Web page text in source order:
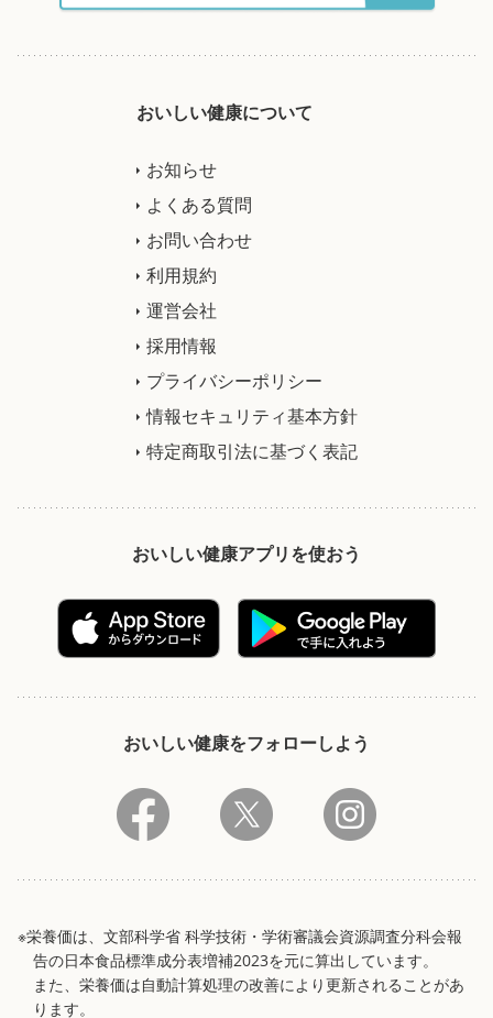
おいしい健康について
お知らせ
よくある質問
お問い合わせ
利用規約
運営会社
採用情報
プライバシーポリシー
情報セキュリティ基本方針
特定商取引法に基づく表記
おいしい健康アプリを使おう
おいしい健康をフォローしよう
※栄養価は、文部科学省 科学技術・学術審議会資源調査分科会報
告の日本食品標準成分表増補2023を元に算出しています。
また、栄養価は自動計算処理の改善により更新されることがあ
ります。